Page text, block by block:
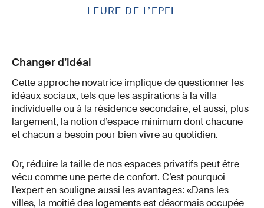
LEURE DE L’EPFL
Changer d’idéal
Cette approche novatrice implique de questionner les
idéaux sociaux, tels que les aspirations à la villa
individuelle ou à la résidence secondaire, et aussi, plus
largement, la notion d’espace minimum dont chacune
et chacun a besoin pour bien vivre au quotidien.
Or, réduire la taille de nos espaces privatifs peut être
vécu comme une perte de confort. C’est pourquoi
l’expert en souligne aussi les avantages: «Dans les
villes, la moitié des logements est désormais occupée